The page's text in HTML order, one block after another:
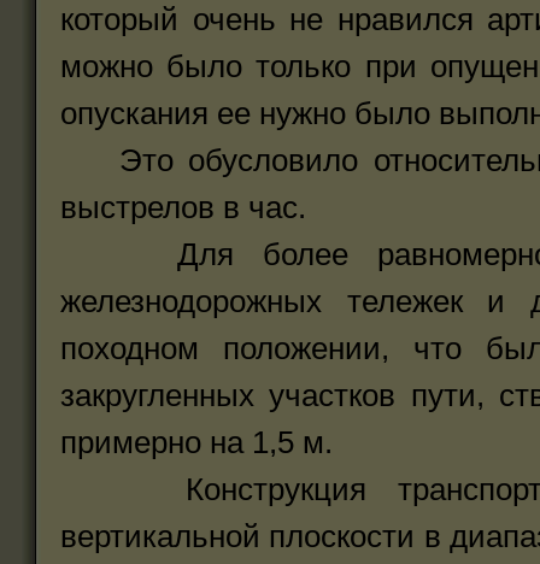
который очень не нравился
можно было только при
опускания ее нужно было
Это обусловило
выстрелов в час.
Для более
железнодорожных тележек
походном положении, что
закругленных участков пути,
примерно на 1,5 м.
Конструкция
вертикальной плоскости в